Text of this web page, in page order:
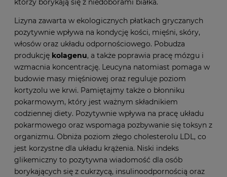
którzy borykają się z niedoborami białka.
Lizyna zawarta w ekologicznych płatkach gryczanych
pozytywnie wpływa na kondycję kości, mięśni, skóry,
włosów oraz układu odpornościowego. Pobudza
produkcję kolagenu, a także poprawia pracę mózgu i
wzmacnia koncentrację. Leucyna natomiast pomaga w
budowie masy mięśniowej oraz reguluje poziom
kortyzolu we krwi. Pamiętajmy także o błonniku
pokarmowym, który jest ważnym składnikiem
codziennej diety. Pozytywnie wpływa na pracę układu
pokarmowego oraz wspomaga pozbywanie się toksyn z
organizmu. Obniża poziom złego cholesterolu LDL, co
jest korzystne dla układu krążenia. Niski indeks
glikemiczny to pozytywna wiadomość dla osób
borykających się z cukrzycą, insulinoodpornością oraz